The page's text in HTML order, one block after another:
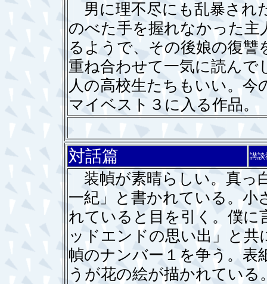
男に理不尽にも乱暴され
のべた手を握れなかった主
るようで、その後娘の復讐
重ね合わせて一気に読んで
人の高校生たちもいい。今
マイベスト３に入る作品。
対話篇 講談
装幀が素晴らしい。真っ
一紀」と書かれている。小
れていると目を引く。僕
ッドエンドの思い出」と
幀のナンバー１を争う。表
うが花の絵が描かれてい